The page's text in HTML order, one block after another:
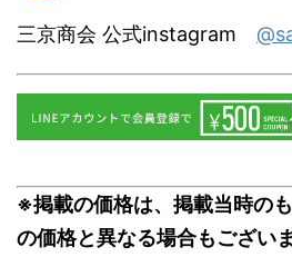
三京商会 公式instagram
※掲載の価格は、掲載当時の
の価格と異なる場合もござい